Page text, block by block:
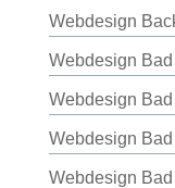
Webdesign
Webdesign
Webdesign
Webdesign Bad
Webdesign